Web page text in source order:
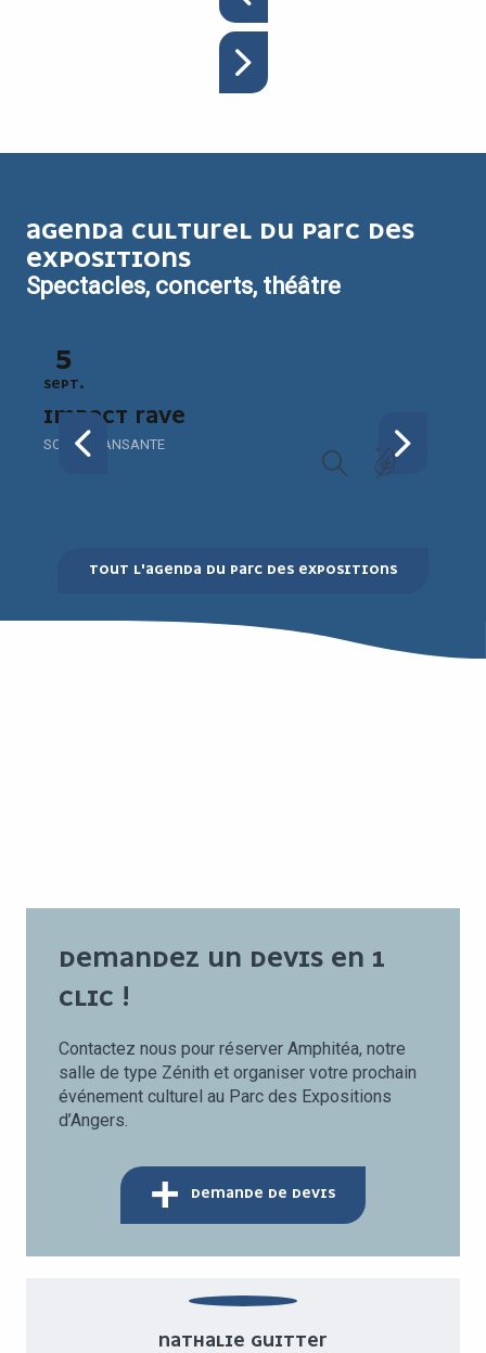
AGENDA CULTUREL DU PARC DES
EXPOSITIONS
Spectacles, concerts, théâtre
5
SEPT.
IMPACT RAVE
SOIRÉE DANSANTE
TOUT L'AGENDA DU PARC DES EXPOSITIONS
DEMANDEZ UN DEVIS EN 1
CLIC !
Contactez nous pour réserver Amphitéa, notre
salle de type Zénith et organiser votre prochain
événement culturel au Parc des Expositions
d’Angers.
DEMANDE DE DEVIS
NATHALIE GUITTER